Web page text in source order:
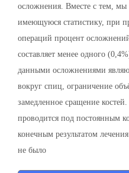
осложнения. Вместе с тем,
имеющуюся статистику, при
операций процент
составляет менее одного
данными осложнениями
вокруг спиц, ограничение
замедленное сращение
проводится под постоянным
конечным результатом
не было